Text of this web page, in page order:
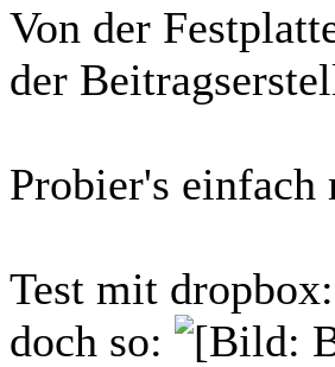
Von der
der
Probier's einfach
Test mit dropbox:
doch so: